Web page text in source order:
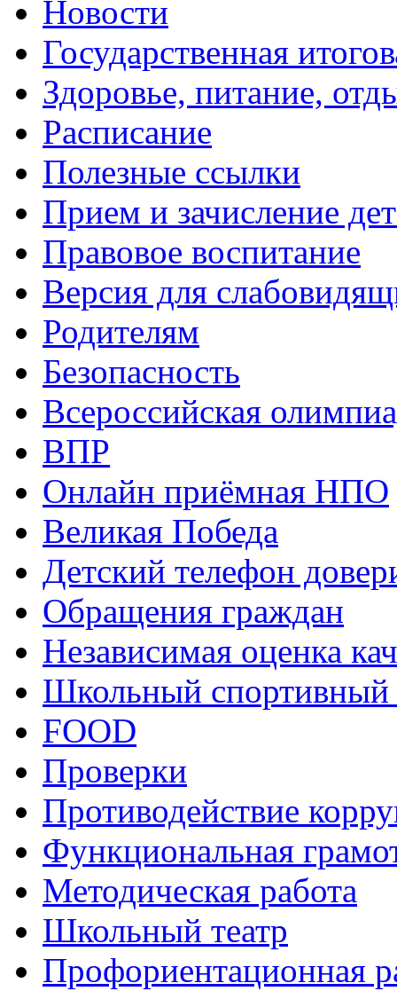
Новости
Государственная
Здоровье, питание,
Расписание
Полезные ссылки
Прием и зачисление
Правовое воспитание
Версия для
Родителям
Безопасность
Всероссийская
ВПР
Онлайн приёмная НПО
Великая Победа
Детский телефон
Обращения граждан
Независимая оценка
Школьный
FOOD
Проверки
Противодействие
Функциональная
Методическая работа
Школьный театр
Профориентационная